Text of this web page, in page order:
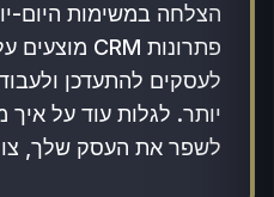
הצלחה במשימות היום-
לעסקים להתעדכן
לשפר את העסק שלך,